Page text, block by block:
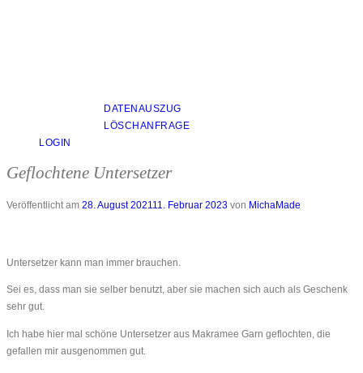
DATENAUSZUG
LÖSCHANFRAGE
LOGIN
Geflochtene Untersetzer
Veröffentlicht am 28. August 202111. Februar 2023 von MichaMade
Untersetzer kann man immer brauchen.
Sei es, dass man sie selber benutzt, aber sie machen sich auch als Geschenk
sehr gut.
Ich habe hier mal schöne Untersetzer aus Makramee Garn geflochten, die
gefallen mir ausgenommen gut.